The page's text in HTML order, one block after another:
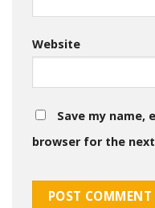
Website
Save my name,
browser for the